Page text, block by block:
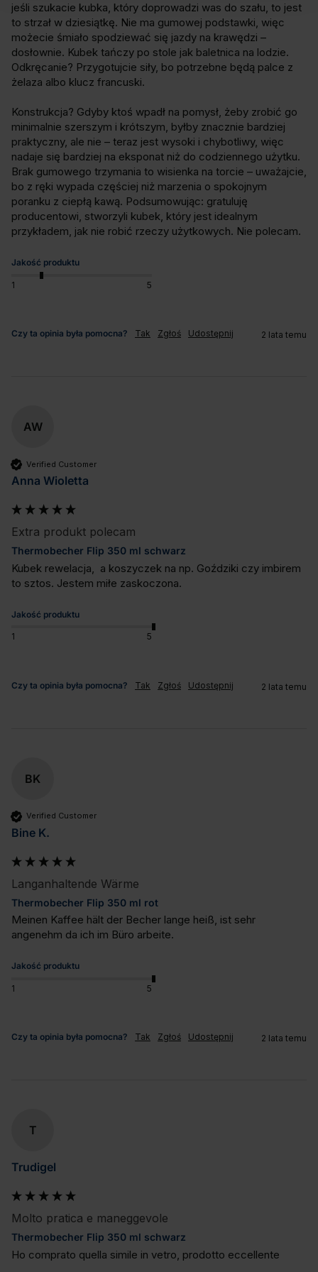
jeśli szukacie kubka, który doprowadzi was do szału, to jest
to strzał w dziesiątkę. Nie ma gumowej podstawki, więc
możecie śmiało spodziewać się jazdy na krawędzi –
dosłownie. Kubek tańczy po stole jak baletnica na lodzie.
Odkręcanie? Przygotujcie siły, bo potrzebne będą palce z
żelaza albo klucz francuski.
Konstrukcja? Gdyby ktoś wpadł na pomysł, żeby zrobić go
minimalnie szerszym i krótszym, byłby znacznie bardziej
praktyczny, ale nie – teraz jest wysoki i chybotliwy, więc
nadaje się bardziej na eksponat niż do codziennego użytku.
Brak gumowego trzymania to wisienka na torcie – uważajcie,
bo z ręki wypada częściej niż marzenia o spokojnym
poranku z ciepłą kawą. Podsumowując: gratuluję
producentowi, stworzyli kubek, który jest idealnym
przykładem, jak nie robić rzeczy użytkowych. Nie polecam.
Jakość produktu
1 5
Czy ta opinia była pomocna? Tak Zgłoś Udostępnij 2 lata temu
AW
Verified Customer
Anna Wioletta
Extra produkt polecam
Thermobecher Flip 350 ml schwarz
Kubek rewelacja,  a koszyczek na np. Goździki czy imbirem
to sztos. Jestem miłe zaskoczona.
Jakość produktu
1 5
Czy ta opinia była pomocna? Tak Zgłoś Udostępnij 2 lata temu
BK
Verified Customer
Bine K.
Langanhaltende Wärme
Thermobecher Flip 350 ml rot
Meinen Kaffee hält der Becher lange heiß, ist sehr
angenehm da ich im Büro arbeite.
Jakość produktu
1 5
Czy ta opinia była pomocna? Tak Zgłoś Udostępnij 2 lata temu
T
Trudigel
Molto pratica e maneggevole
Thermobecher Flip 350 ml schwarz
Ho comprato quella simile in vetro, prodotto eccellente